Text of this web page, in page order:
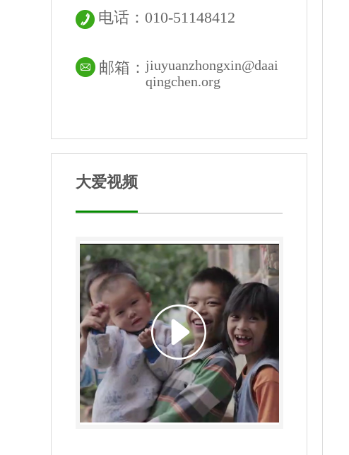
电话：010-51148412
邮箱：jiuyuanzhongxin@daai
qingchen.org
大爱视频